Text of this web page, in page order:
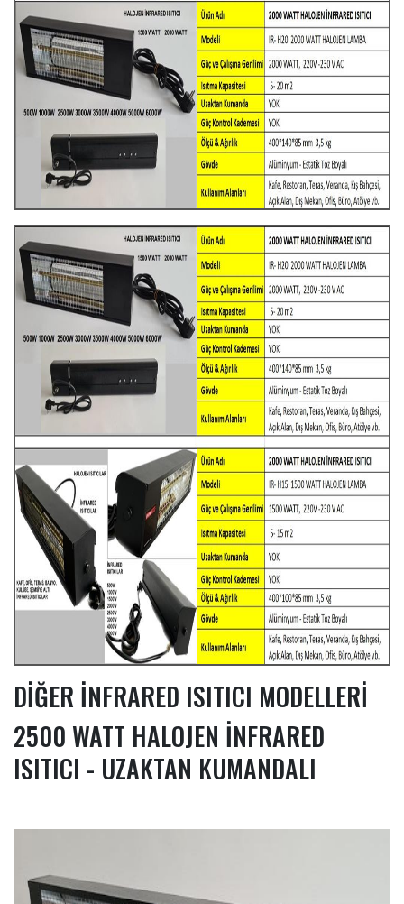
DİĞER İNFRARED ISITICI MODELLERİ
2500 WATT HALOJEN İNFRARED
ISITICI - UZAKTAN KUMANDALI